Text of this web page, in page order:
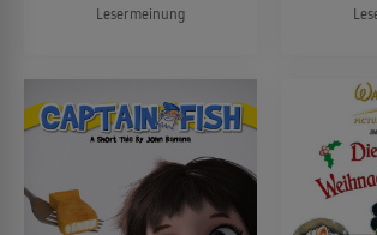
Lesermeinung